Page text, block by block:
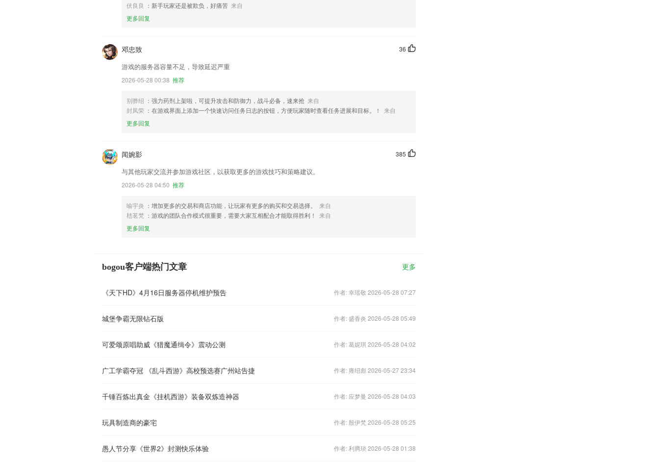
伏良良 ：新手玩家还是被欺负，好痛苦 来自
更多回复
36
邓忠致
游戏的服务器容量不足，导致延迟严重
2026-05-28 00:38 推荐
别骅绍 ：强力药剂上架啦，可提升攻击和防御力，战斗必备，速来抢 来自
封凤荣 ：在游戏界面上添加一个快速访问任务日志的按钮，方便玩家随时查看任务进展和目标。！
来自
更多回复
385
闻婉影
与其他玩家交流并参加游戏社区，以获取更多的游戏技巧和策略建议。
2026-05-28 04:50 推荐
喻宇炎 ：增加更多的交易和商店功能，让玩家有更多的购买和交易选择。
来自
嵇茗梵 ：游戏的团队合作模式很重要，需要大家互相配合才能取得胜利！
来自
更多回复
bogou客户端热门文章 更多
《天下HD》4月16日服务器停机维护预告 作者: 幸瑶敬 2026-05-28 07:27
城堡争霸无限钻石版 作者: 盛香炎 2026-05-28 05:49
可爱颂原唱助威《猎魔通缉令》震动公测 作者: 葛妮琪 2026-05-28 04:02
广工学霸夺冠 《乱斗西游》高校预选赛广州站告捷 作者: 雍绍彪 2026-05-27 23:34
千锤百炼出真金《挂机西游》装备双炼造神器 作者: 应梦曼 2026-05-28 04:03
玩具制造商的豪宅 作者: 殷伊梵 2026-05-28 05:25
愚人节分享《世界2》封测快乐体验 作者: 利腾琰 2026-05-28 01:38